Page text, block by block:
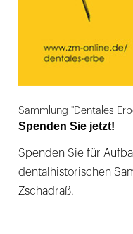
Sammlung "Dentales
Spenden Sie jetzt!
Spenden Sie für
dentalhistorischen
Zschadraß.